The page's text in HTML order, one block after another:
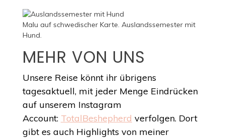
Malu auf schwedischer Karte. Auslandssemester mit
Hund.
MEHR VON UNS
Unsere Reise könnt ihr übrigens
tagesaktuell, mit jeder Menge Eindrücken
auf unserem Instagram
Account: TotalBeshepherd verfolgen. Dort
gibt es auch Highlights von meiner